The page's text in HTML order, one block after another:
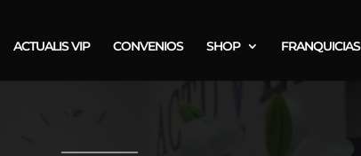
ACTUALIS VIP CONVENIOS SHOP FRANQUICIAS